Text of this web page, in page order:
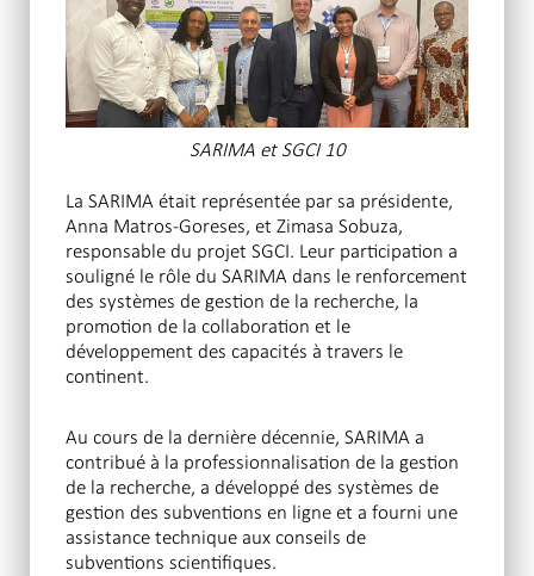
SARIMA et SGCI 10
La SARIMA était représentée par sa présidente,
Anna Matros-Goreses, et Zimasa Sobuza,
responsable du projet SGCI. Leur participation a
souligné le rôle du SARIMA dans le renforcement
des systèmes de gestion de la recherche, la
promotion de la collaboration et le
développement des capacités à travers le
continent.
Au cours de la dernière décennie, SARIMA a
contribué à la professionnalisation de la gestion
de la recherche, a développé des systèmes de
gestion des subventions en ligne et a fourni une
assistance technique aux conseils de
subventions scientifiques.